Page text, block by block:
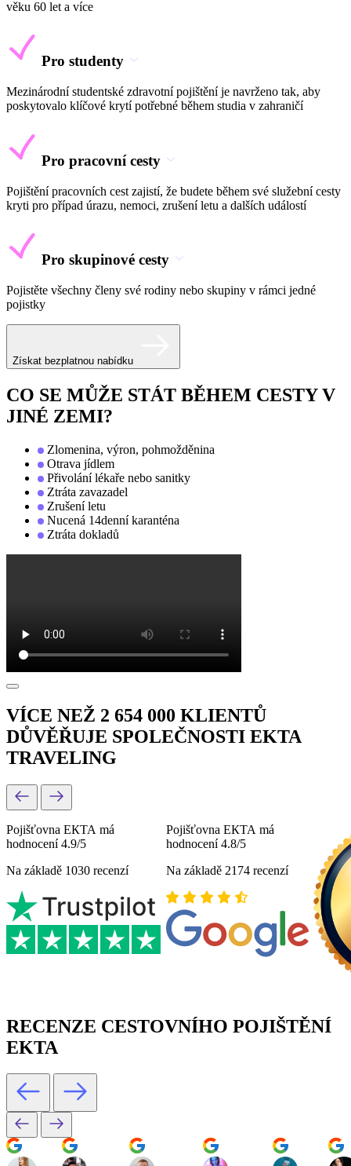
věku 60 let a více
Pro studenty
Mezinárodní studentské zdravotní pojištění je navrženo tak, aby
poskytovalo klíčové krytí potřebné během studia v zahraničí
Pro pracovní cesty
Pojištění pracovních cest zajistí, že budete během své služební cesty
kryti pro případ úrazu, nemoci, zrušení letu a dalších událostí
Pro skupinové cesty
Pojistěte všechny členy své rodiny nebo skupiny v rámci jedné
pojistky
Získat bezplatnou nabídku
CO SE MŮŽE STÁT BĚHEM CESTY V
JINÉ ZEMI?
Zlomenina, výron, pohmožděnina
Otrava jídlem
Přivolání lékaře nebo sanitky
Ztráta zavazadel
Zrušení letu
Nucená 14denní karanténa
Ztráta dokladů
VÍCE NEŽ 2 654 000 KLIENTŮ
DŮVĚŘUJE SPOLEČNOSTI EKTA
TRAVELING
Pojišťovna ЕКТА má
hodnocení 4.9/5
Na základě 1030 recenzí
Pojišťovna ЕКТА má
hodnocení 4.8/5
Na základě 2174 recenzí
RECENZE CESTOVNÍHO POJIŠTĚNÍ
EKTA